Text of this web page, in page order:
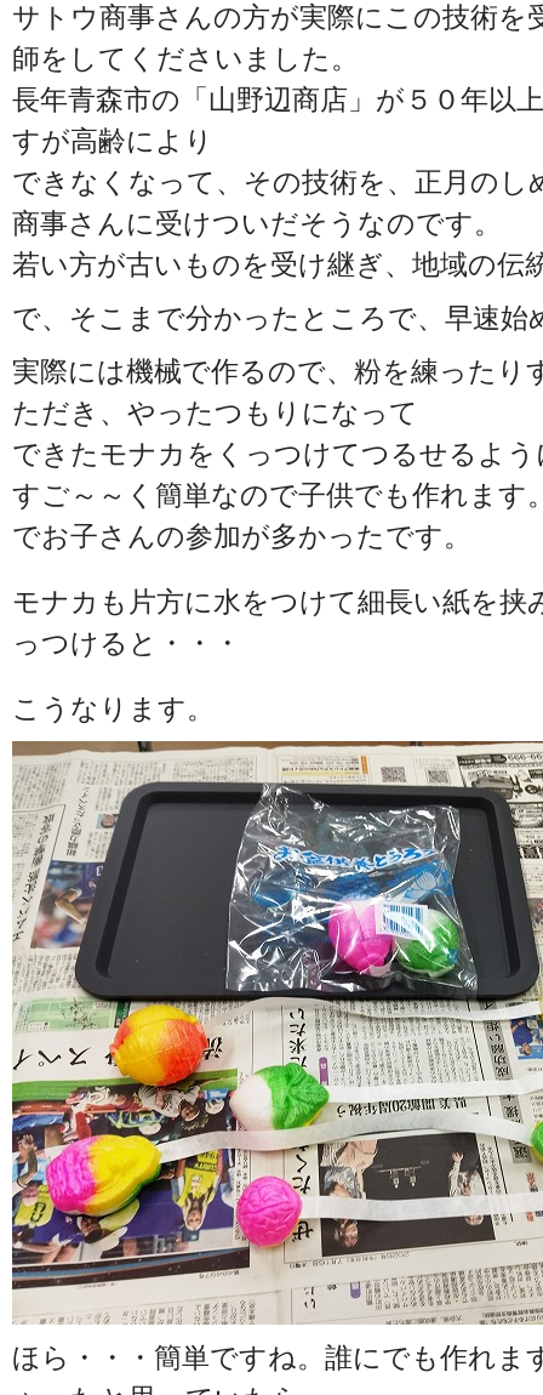
サトウ商事さんの方が実際にこの技術を
師をしてくださいました。
長年青森市の「山野辺商店」が５０年以
すが高齢により
できなくなって、その技術を、正月の
商事さんに受けついだそうなのです。
若い方が古いものを受け継ぎ、地域の伝
で、そこまで分かったところで、早速始
実際には機械で作るので、粉を練ったり
ただき、やったつもりになって
できたモナカをくっつけてつるせるよ
すご～～く簡単なので子供でも作れます
でお子さんの参加が多かったです。
モナカも片方に水をつけて細長い紙を挟
っつけると・・・
こうなります。
ほら・・・簡単ですね。誰にでも作れま